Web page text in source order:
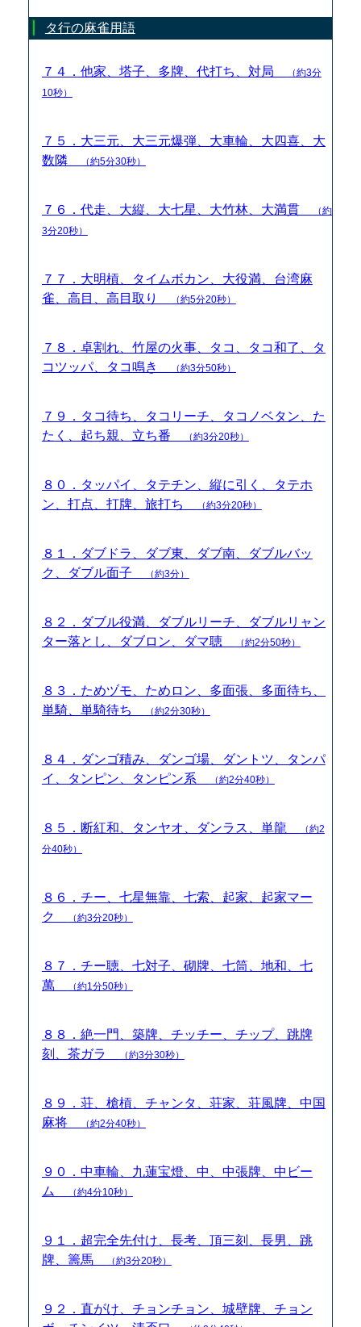
タ行の麻雀用語
７４．他家、塔子、多牌、代打ち、対局
（約3分
10秒）
７５．大三元、大三元爆弾、大車輪、大四喜、大
数隣
（約5分30秒）
７６．代走、大縦、大七星、大竹林、大満貫
（約
3分20秒）
７７．大明槓、タイムボカン、大役満、台湾麻
雀、高目、高目取り
（約5分20秒）
７８．卓割れ、竹屋の火事、タコ、タコ和了、タ
コツッパ、タコ鳴き
（約3分50秒）
７９．タコ待ち、タコリーチ、タコノベタン、た
たく、起ち親、立ち番
（約3分20秒）
８０．タッパイ、タテチン、縦に引く、タテホ
ン、打点、打牌、旅打ち
（約3分20秒）
８１．ダブドラ、ダブ東、ダブ南、ダブルバッ
ク、ダブル面子
（約3分）
８２．ダブル役満、ダブルリーチ、ダブルリャン
ター落とし、ダブロン、ダマ聴
（約2分50秒）
８３．ためヅモ、ためロン、多面張、多面待ち、
単騎、単騎待ち
（約2分30秒）
８４．ダンゴ積み、ダンゴ場、ダントツ、タンパ
イ、タンピン、タンピン系
（約2分40秒）
８５．断紅和、タンヤオ、ダンラス、単龍
（約2
分40秒）
８６．チー、七星無靠、七索、起家、起家マー
ク
（約3分20秒）
８７．チー聴、七対子、砌牌、七筒、地和、七
萬
（約1分50秒）
８８．絶一門、築牌、チッチー、チップ、跳牌
刻、茶ガラ
（約3分30秒）
８９．荘、槍槓、チャンタ、荘家、荘風牌、中国
麻将
（約2分40秒）
９０．中車輪、九蓮宝燈、中、中張牌、中ビー
ム
（約4分10秒）
９１．超完全先付け、長考、頂三刻、長男、跳
牌、籌馬
（約3分20秒）
９２．直がけ、チョンチョン、城壁牌、チョン